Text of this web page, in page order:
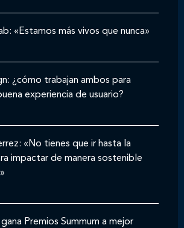
«Estamos más vivos que nunca»
¿cómo trabajan ambos para
experiencia de usuario?
«No tienes que ir hasta la
impactar de manera sostenible
Premios Summum a mejor